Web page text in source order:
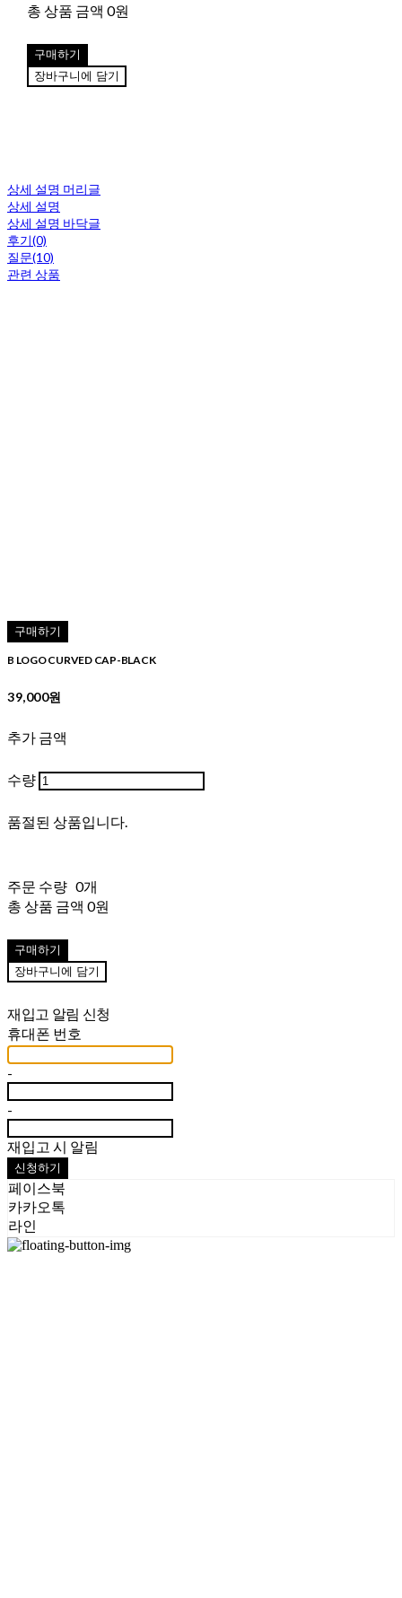
총 상품 금액 0원
구매하기
장바구니에 담기
상세 설명 머리글
상세 설명
상세 설명 바닥글
후기(0)
질문(10)
관련 상품
구매하기
B LOGO CURVED CAP-BLACK
39,000원
추가 금액
수량
품절된 상품입니다.
주문 수량 0개
총 상품 금액 0원
구매하기
장바구니에 담기
재입고 알림 신청
휴대폰 번호
-
-
재입고 시 알림
신청하기
페이스북
카카오톡
라인